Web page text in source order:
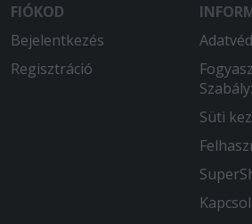
FIÓKOD
Bejelentkezés
Regisztráció
Süti